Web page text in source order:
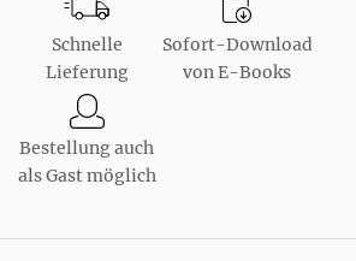
Schnelle
Lieferung
Sofort-Download
von E-Books
Bestellung auch
als Gast möglich